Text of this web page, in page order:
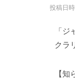
投稿日
「
クラ
【